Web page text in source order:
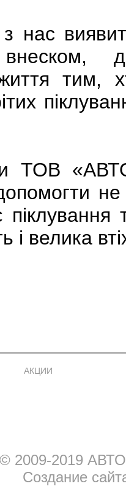
нас
внеском,
тим,
ТОВ
і велика
АКЦИИ
© 2009-2019
Создание